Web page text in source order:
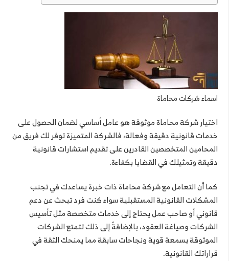
اسماء شركات محاماة
اختيار شركة محاماة موثوقة هو عامل أساسي لضمان الحصول على
خدمات قانونية دقيقة وفعالة، فالشركة المتميزة توفر لك فريق من
المحامين المتخصصين القادرين على تقديم استشارات قانونية
دقيقة وتمثيلك في القضايا بكفاءة.
كما أن التعامل مع شركة محاماة ذات خبرة يساعدك في تجنب
المشكلات القانونية المستقبلية سواء كنت فرد تبحث عن دعم
قانوني أو صاحب عمل يحتاج إلى خدمات متخصصة مثل تأسيس
الشركات وصياغة العقود، بالإضافةً إلى ذلك تتمتع الشركات
الموثوقة بسمعة قوية ونجاحات سابقة مما يمنحك الثقة في
قراراتك القانونية.